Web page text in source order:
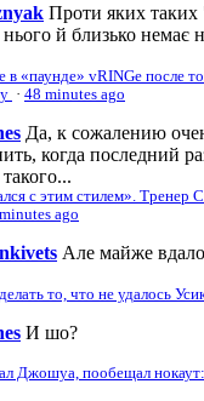
Проти яких таких
й близько немає
в «паунде» vRINGe после
· 48 minutes ago
Да, к сожалению
когда последний
с этим стилем». Тренер
ago
Але майже
то, что не удалось
И шо?
Джошуа, пообещал